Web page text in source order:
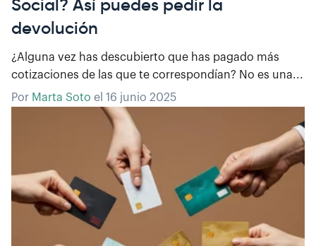
Social? Así puedes pedir la
devolución
¿Alguna vez has descubierto que has pagado más
cotizaciones de las que te correspondían? No es una...
Por Marta Soto el 16 junio 2025